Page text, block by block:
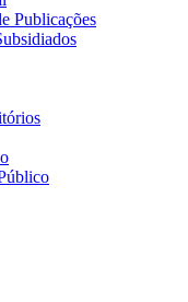
Publicações